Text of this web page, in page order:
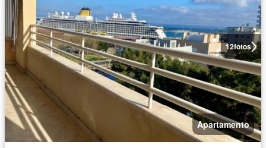
12fotos
Apartamento